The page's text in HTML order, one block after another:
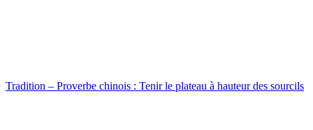
Tradition – Proverbe chinois : Tenir le plateau à hauteur des sourcils